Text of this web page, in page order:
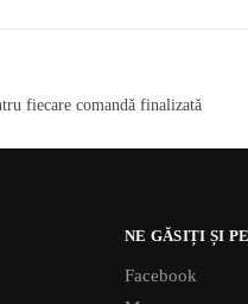
fiecare comandă finalizată
NE GĂSIȚI ȘI PE
Facebook